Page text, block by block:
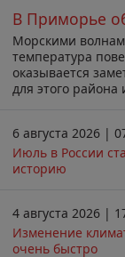
В Приморье
Морскими
температура
оказывается
для этого района
6 августа 2026 |
Июль в России
историю
4 августа 2026 |
Изменение
очень быстро